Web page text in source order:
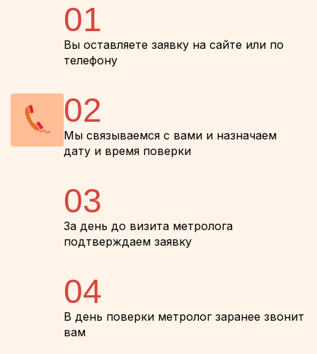
01
Вы оставляете заявку на сайте или по
телефону
02
Мы связываемся с вами и назначаем
дату и время поверки
03
За день до визита метролога
подтверждаем заявку
04
В день поверки метролог заранее звонит
вам